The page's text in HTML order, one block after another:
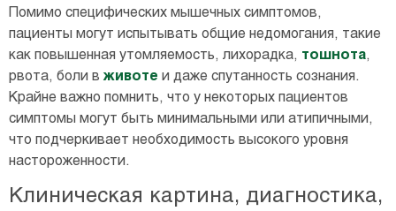
Помимо специфических мышечных симптомов,
пациенты могут испытывать общие недомогания, такие
как повышенная утомляемость, лихорадка, тошнота,
рвота, боли в животе и даже спутанность сознания.
Крайне важно помнить, что у некоторых пациентов
симптомы могут быть минимальными или атипичными,
что подчеркивает необходимость высокого уровня
настороженности.
Клиническая картина, диагностика,